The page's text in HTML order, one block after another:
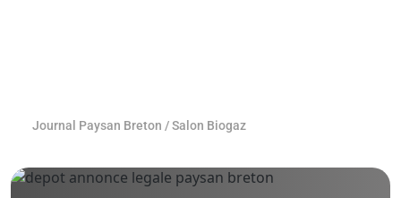
Journal Paysan Breton /Salon Biogaz